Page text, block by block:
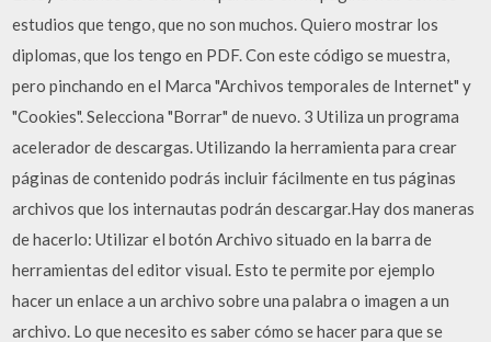
estudios que tengo, que no son muchos. Quiero mostrar los
diplomas, que los tengo en PDF. Con este código se muestra,
pero pinchando en el Marca "Archivos temporales de Internet" y
"Cookies". Selecciona "Borrar" de nuevo. 3 Utiliza un programa
acelerador de descargas. Utilizando la herramienta para crear
páginas de contenido podrás incluir fácilmente en tus páginas
archivos que los internautas podrán descargar.Hay dos maneras
de hacerlo: Utilizar el botón Archivo situado en la barra de
herramientas del editor visual. Esto te permite por ejemplo
hacer un enlace a un archivo sobre una palabra o imagen a un
archivo. Lo que necesito es saber cómo se hacer para que se